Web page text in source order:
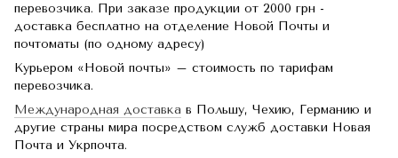
перевозчика. При заказе продукции от 2000 грн -
доставка бесплатно на отделение Новой Почты и
почтоматы (по одному адресу)
Курьером «Новой почты» – стоимость по тарифам
перевозчика.
Международная доставка в Польшу, Чехию, Германию и
другие страны мира посредством служб доставки Новая
Почта и Укрпочта.